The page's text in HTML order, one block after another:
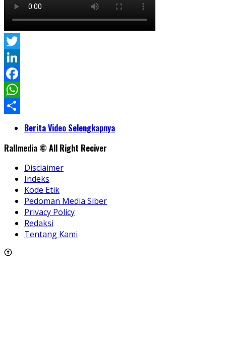
Twitter
LinkedIn
Facebook
WhatsApp
ShareBerita Video Selengkapnya
Rallmedia © All Right Reciver
Disclaimer
Indeks
Kode Etik
Pedoman Media Siber
Privacy Policy
Redaksi
Tentang Kami